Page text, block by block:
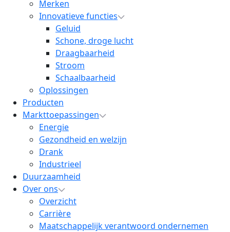
Merken
Innovatieve functies
Geluid
Schone, droge lucht
Draagbaarheid
Stroom
Schaalbaarheid
Oplossingen
Producten
Markttoepassingen
Energie
Gezondheid en welzijn
Drank
Industrieel
Duurzaamheid
Over ons
Overzicht
Carrière
Maatschappelijk verantwoord ondernemen